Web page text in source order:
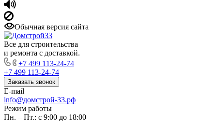
Обычная версия сайта
Все для строительства
и ремонта с доставкой.
+7 499 113-24-74
+7 499 113-24-74
Заказать звонок
E-mail
info@домстрой-33.рф
Режим работы
Пн. – Пт.: с 9:00 до 18:00